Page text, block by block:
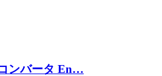
ンバータ En…